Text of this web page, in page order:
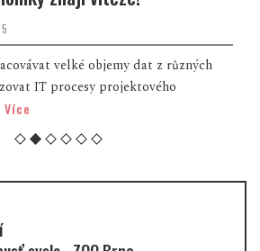
velké objemy dat z různých
IT procesy projektového
Více